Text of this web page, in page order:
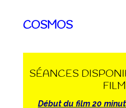
COSMOS
SÉANCES
FILM
Début du film 20